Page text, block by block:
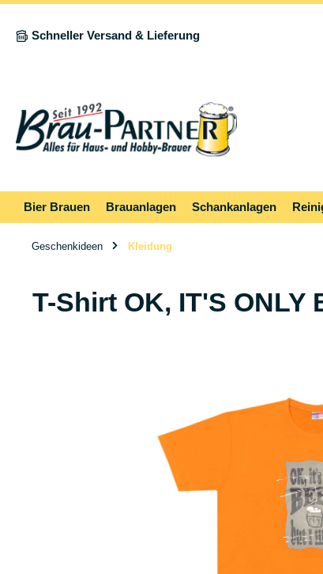
Schneller Versand & Lieferung
Bier Brauen Brauanlagen Schankanlagen
Geschenkideen Kleidung
T-Shirt OK, IT'S ONLY